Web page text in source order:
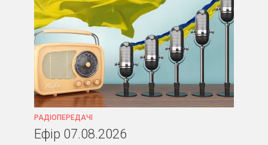
РАДІОПЕРЕДАЧІ
Ефір 07.08.2026